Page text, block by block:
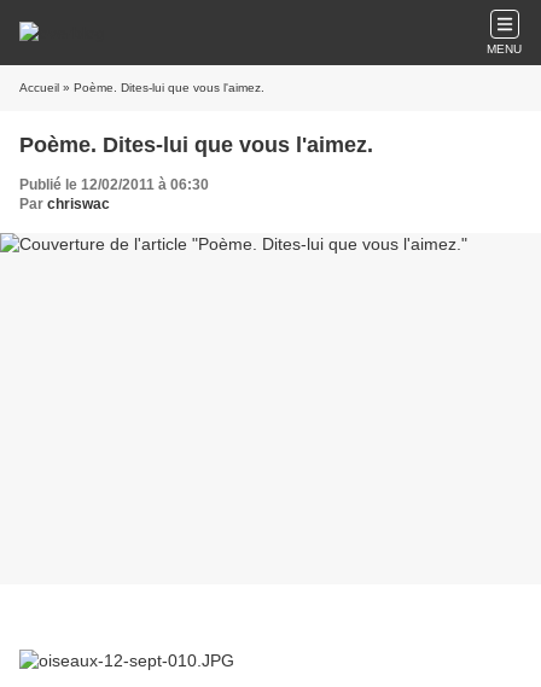
MENU
Accueil » Poème. Dites-lui que vous l'aimez.
Poème. Dites-lui que vous l'aimez.
Publié le 12/02/2011 à 06:30
Par chriswac